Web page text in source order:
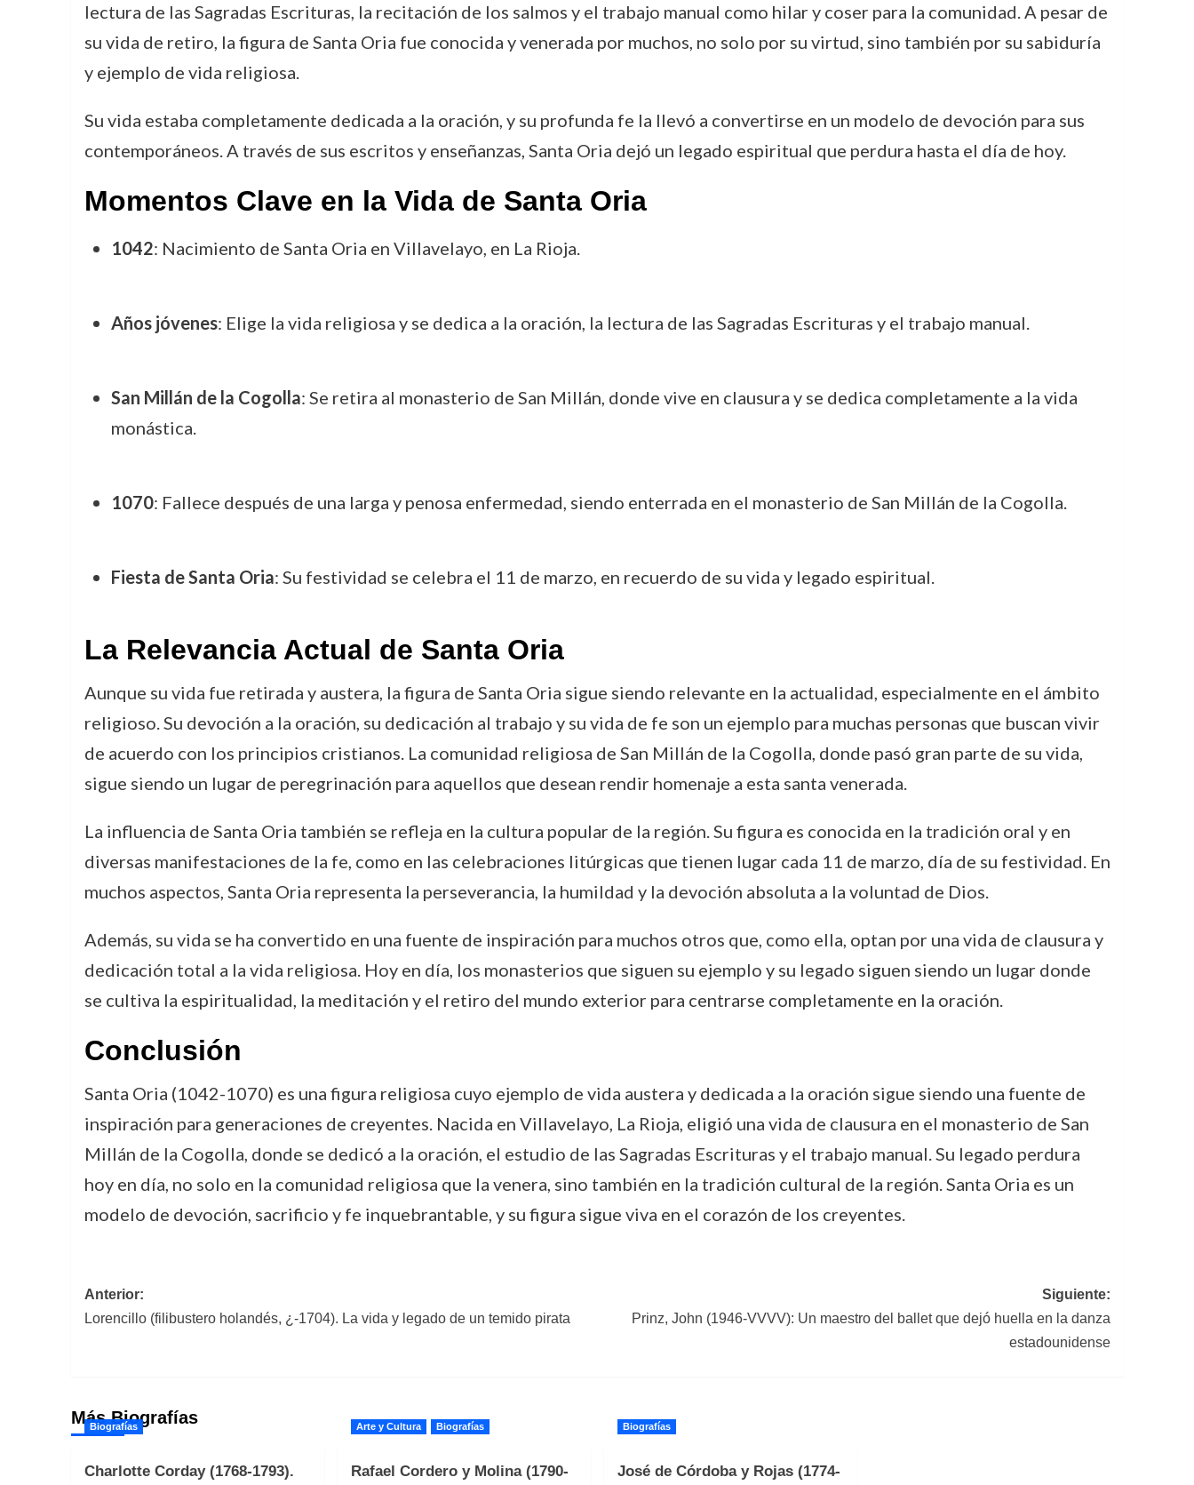
lectura de las Sagradas Escrituras, la recitación de los salmos y el trabajo manual como hilar y coser para la comunidad. A pesar de
su vida de retiro, la figura de Santa Oria fue conocida y venerada por muchos, no solo por su virtud, sino también por su sabiduría
y ejemplo de vida religiosa.
Su vida estaba completamente dedicada a la oración, y su profunda fe la llevó a convertirse en un modelo de devoción para sus
contemporáneos. A través de sus escritos y enseñanzas, Santa Oria dejó un legado espiritual que perdura hasta el día de hoy.
Momentos Clave en la Vida de Santa Oria
1042: Nacimiento de Santa Oria en Villavelayo, en La Rioja.
Años jóvenes: Elige la vida religiosa y se dedica a la oración, la lectura de las Sagradas Escrituras y el trabajo manual.
San Millán de la Cogolla: Se retira al monasterio de San Millán, donde vive en clausura y se dedica completamente a la vida
monástica.
1070: Fallece después de una larga y penosa enfermedad, siendo enterrada en el monasterio de San Millán de la Cogolla.
Fiesta de Santa Oria: Su festividad se celebra el 11 de marzo, en recuerdo de su vida y legado espiritual.
La Relevancia Actual de Santa Oria
Aunque su vida fue retirada y austera, la figura de Santa Oria sigue siendo relevante en la actualidad, especialmente en el ámbito
religioso. Su devoción a la oración, su dedicación al trabajo y su vida de fe son un ejemplo para muchas personas que buscan vivir
de acuerdo con los principios cristianos. La comunidad religiosa de San Millán de la Cogolla, donde pasó gran parte de su vida,
sigue siendo un lugar de peregrinación para aquellos que desean rendir homenaje a esta santa venerada.
La influencia de Santa Oria también se refleja en la cultura popular de la región. Su figura es conocida en la tradición oral y en
diversas manifestaciones de la fe, como en las celebraciones litúrgicas que tienen lugar cada 11 de marzo, día de su festividad. En
muchos aspectos, Santa Oria representa la perseverancia, la humildad y la devoción absoluta a la voluntad de Dios.
Además, su vida se ha convertido en una fuente de inspiración para muchos otros que, como ella, optan por una vida de clausura y
dedicación total a la vida religiosa. Hoy en día, los monasterios que siguen su ejemplo y su legado siguen siendo un lugar donde
se cultiva la espiritualidad, la meditación y el retiro del mundo exterior para centrarse completamente en la oración.
Conclusión
Santa Oria (1042-1070) es una figura religiosa cuyo ejemplo de vida austera y dedicada a la oración sigue siendo una fuente de
inspiración para generaciones de creyentes. Nacida en Villavelayo, La Rioja, eligió una vida de clausura en el monasterio de San
Millán de la Cogolla, donde se dedicó a la oración, el estudio de las Sagradas Escrituras y el trabajo manual. Su legado perdura
hoy en día, no solo en la comunidad religiosa que la venera, sino también en la tradición cultural de la región. Santa Oria es un
modelo de devoción, sacrificio y fe inquebrantable, y su figura sigue viva en el corazón de los creyentes.
Navegación
Anterior:
Lorencillo (filibustero holandés, ¿-1704). La vida y legado de un temido pirata
Siguiente:
Prinz, John (1946-VVVV): Un maestro del ballet que dejó huella en la danza
estadounidense
Más Biografías
Biografías
Charlotte Corday (1768-1793).
Arte y Cultura Biografías
Rafael Cordero y Molina (1790-
Biografías
José de Córdoba y Rojas (1774-